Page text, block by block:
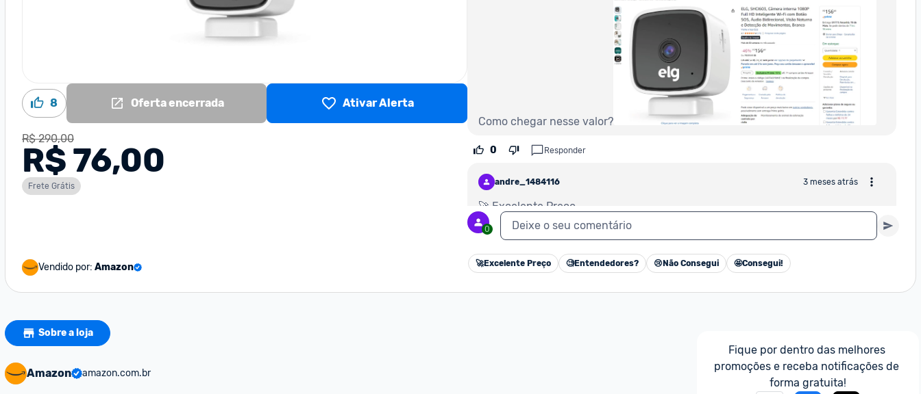
8 Oferta encerrada Ativar Alerta
R$ 290,00
R$ 76,00
Frete Grátis
Vendido por: Amazon
Como chegar nesse valor?
0 Responder
andre_1484116 3 meses atrás
🚀 Excelente Preço
0
diego_xavier_228192
Editado
0 Deixe o seu comentário
🚀Excelente Preço 🧐Entendedores? 😢 Não Consegui 🤩Consegui!
Sobre a loja
Amazon amazon.com.br
Fique por dentro das melhores
promoções e receba notificações de
forma gratuita!